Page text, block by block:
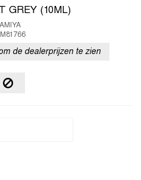
GREY (10ML)
de dealerprijzen te zien